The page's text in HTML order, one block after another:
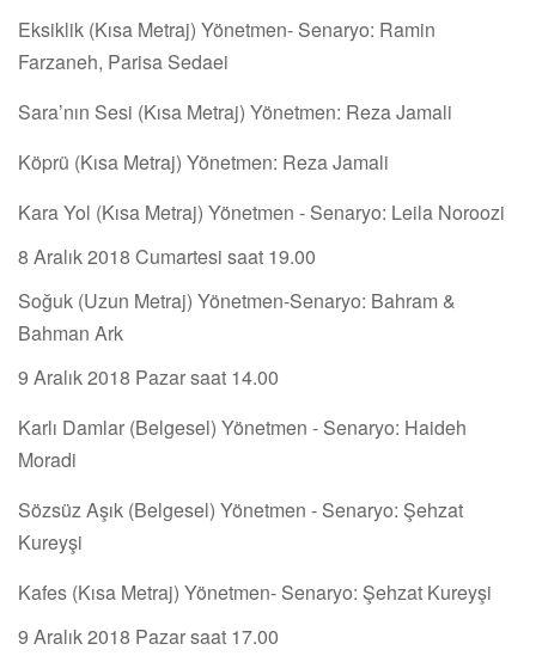
Eksiklik (Kısa Metraj) Yönetmen- Senaryo: Ramin
Farzaneh, Parisa Sedaei
Sara’nın Sesi (Kısa Metraj) Yönetmen: Reza Jamali
Köprü (Kısa Metraj) Yönetmen: Reza Jamali
Kara Yol (Kısa Metraj) Yönetmen - Senaryo: Leila Noroozi
8 Aralık 2018 Cumartesi saat 19.00
Soğuk (Uzun Metraj) Yönetmen-Senaryo: Bahram &
Bahman Ark
9 Aralık 2018 Pazar saat 14.00
Karlı Damlar (Belgesel) Yönetmen - Senaryo: Haideh
Moradi
Sözsüz Aşık (Belgesel) Yönetmen - Senaryo: Şehzat
Kureyşi
Kafes (Kısa Metraj) Yönetmen- Senaryo: Şehzat Kureyşi
9 Aralık 2018 Pazar saat 17.00